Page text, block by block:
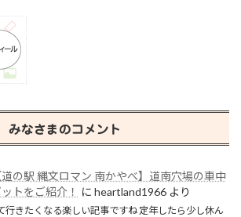
みなさまのコメント
の駅 縄文ロマン 南かやべ】道南穴場の車中
トをご紹介！
に heartland1966より
行きたくなる楽しい記事ですね 定年したら少し休ん